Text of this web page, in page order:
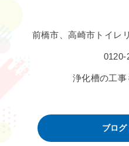
前橋市、高崎市トイレ
0120-
浄化槽の工
ブロ